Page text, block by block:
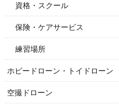
資格・スクール
保険・ケアサービス
練習場所
ホビードローン・トイドローン
空撮ドローン